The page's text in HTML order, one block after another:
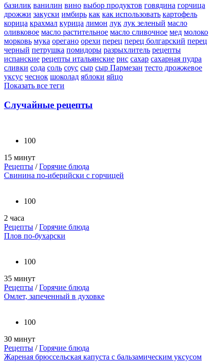
базилик ванилин вино выбор продуктов говядина горчица
дрожжи закуски имбирь как как использовать картофель
корица крахмал курица лимон лук лук зеленый масло
оливковое масло растительное масло сливочное мед молоко
морковь мука орегано орехи перец перец болгарский перец
черный петрушка помидоры разрыхлитель рецепты
испанские рецепты итальянские рис сахар сахарная пудра
сливки сода соль соус сыр сыр Пармезан тесто дрожжевое
уксус чеснок шоколад яблоки яйцо
Показать все теги
Случайные рецепты
100
15 минут
Рецепты /Горячие блюда
Свинина по-иберийски с горчицей
100
2 часа
Рецепты /Горячие блюда
Плов по-бухарски
100
35 минут
Рецепты /Горячие блюда
Омлет, запеченный в духовке
100
30 минут
Рецепты /Горячие блюда
Жареная брюссельская капуста с бальзамическим уксусом